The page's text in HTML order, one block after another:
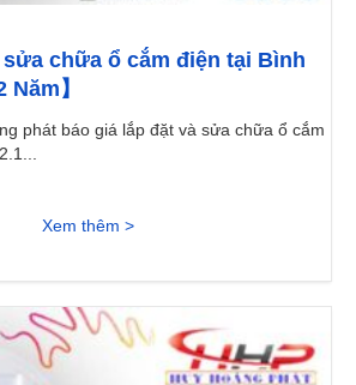
chữa ổ cắm điện tại Bình
】
phát báo giá lắp đặt và sửa chữa ổ cắm
Xem thêm >